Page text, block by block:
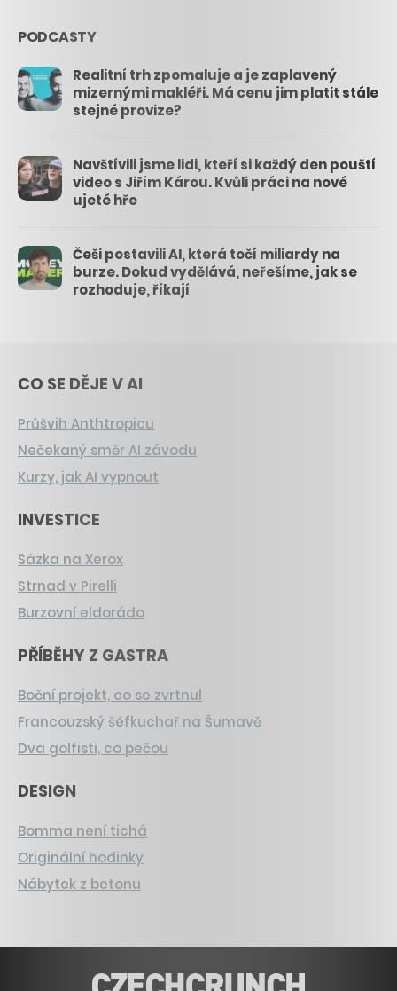
PODCASTY
Realitní trh zpomaluje a je zaplavený
mizernými makléři. Má cenu jim platit stále
stejné provize?
Navštívili jsme lidi, kteří si každý den pouští
video s Jiřím Károu. Kvůli práci na nové
ujeté hře
Češi postavili AI, která točí miliardy na
burze. Dokud vydělává, neřešíme, jak se
rozhoduje, říkají
CO SE DĚJE V AI
Průšvih Anthtropicu
Nečekaný směr AI závodu
Kurzy, jak AI vypnout
INVESTICE
Sázka na Xerox
Strnad v Pirelli
Burzovní eldorádo
PŘÍBĚHY Z GASTRA
Boční projekt, co se zvrtnul
Francouzský šéfkuchař na Šumavě
Dva golfisti, co pečou
DESIGN
Bomma není tichá
Originální hodinky
Nábytek z betonu